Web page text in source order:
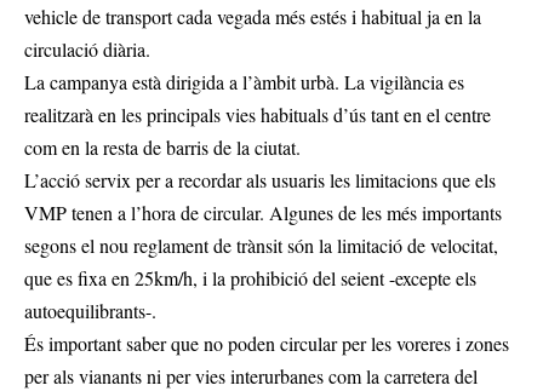
vehicle de transport cada vegada més estés i habitual ja en la
circulació diària.
La campanya està dirigida a l’àmbit urbà. La vigilància es
realitzarà en les principals vies habituals d’ús tant en el centre
com en la resta de barris de la ciutat.
L’acció servix per a recordar als usuaris les limitacions que els
VMP tenen a l’hora de circular. Algunes de les més importants
segons el nou reglament de trànsit són la limitació de velocitat,
que es fixa en 25km/h, i la prohibició del seient -excepte els
autoequilibrants-.
És important saber que no poden circular per les voreres i zones
per als vianants ni per vies interurbanes com la carretera del